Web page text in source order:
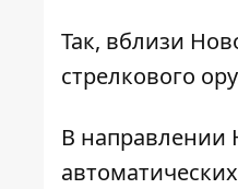
Так, вблизи
стрелкового
В направлении